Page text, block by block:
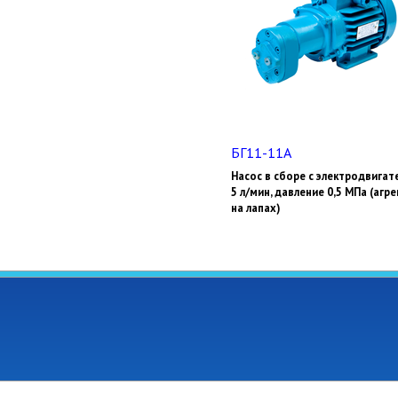
БГ11-11А
Насос в сборе с
5 л/мин, давление 0,5 МПа
на лапах)